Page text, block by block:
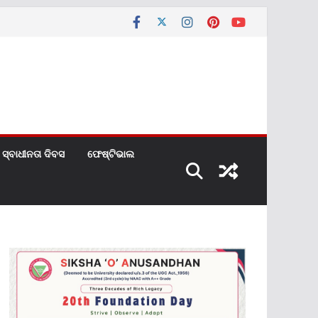
ସ୍ବାଧୀନତା ଦିବସ ଫେଷ୍ଟିଭାଲ